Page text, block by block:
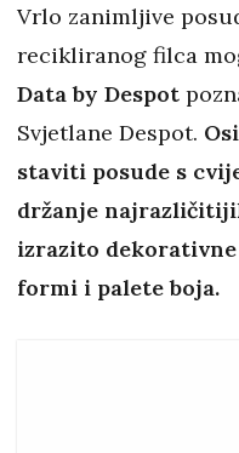
Vrlo zanimljive
recikliranog filca
Data by Despot
Svjetlane Despot.
staviti posude s
držanje
izrazito
formi i palete boja.